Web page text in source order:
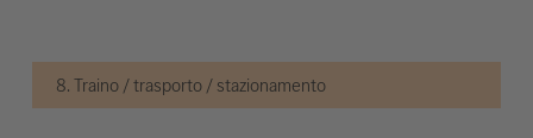
8. Traino / trasporto / stazionamento